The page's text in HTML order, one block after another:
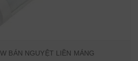
BÁN NGUYỆT LIỀN MÁNG